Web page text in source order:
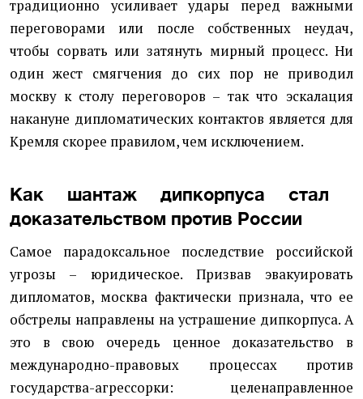
традиционно усиливает удары перед важными
переговорами или после собственных неудач,
чтобы сорвать или затянуть мирный процесс. Ни
один жест смягчения до сих пор не приводил
москву к столу переговоров – так что эскалация
накануне дипломатических контактов является для
Кремля скорее правилом, чем исключением.
Как шантаж дипкорпуса стал
доказательством против России
Самое парадоксальное последствие российской
угрозы – юридическое. Призвав эвакуировать
дипломатов, москва фактически признала, что ее
обстрелы направлены на устрашение дипкорпуса. А
это в свою очередь ценное доказательство в
международно-правовых процессах против
государства-агрессорки: целенаправленное